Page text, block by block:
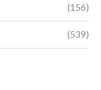
(156)
(539)